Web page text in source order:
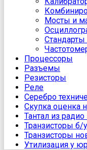
Мосты и
Стандарты
Процессоры
Разъемы
Резисторы
Реле
Серебро
Скупка оценка
Тантал из
Транзисторы б/у
Транзисторы
Утилизация у